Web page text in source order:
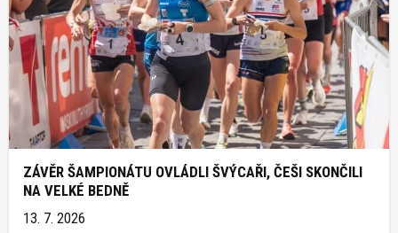
ZÁVĚR ŠAMPIONÁTU OVLÁDLI ŠVÝCAŘI, ČEŠI SKONČILI
NA VELKÉ BEDNĚ
13. 7. 2026